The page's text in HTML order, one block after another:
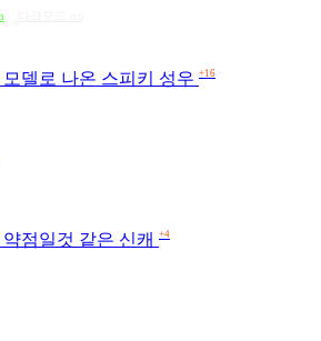
델로 나온 스피키 성우 +16
점일것 같은 신캐 +4